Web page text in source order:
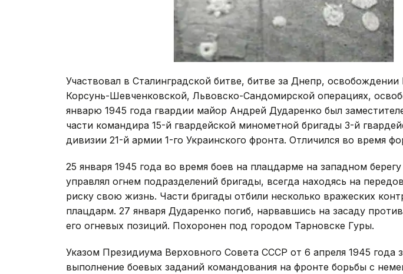
Участвовал в Сталинградской битве, битве за Днепр,
Корсунь-Шевченковской, Львовско-Сандомирской операциях,
январю 1945 года гвардии майор Андрей Дударенко был
части командира 15-й гвардейской минометной бригады 3-й
дивизии 21-й армии 1-го Украинского фронта. Отличился во время
25 января 1945 года во время боев на плацдарме на западном
управлял огнем подразделений бригады, всегда находясь на
риску свою жизнь. Части бригады отбили несколько вражеских
плацдарм. 27 января Дударенко погиб, нарвавшись на засаду
его огневых позиций. Похоронен под городом Тарновске Гуры.
Указом Президиума Верховного Совета СССР от 6 апреля 1945 года
выполнение боевых заданий командования на фронте борьбы с